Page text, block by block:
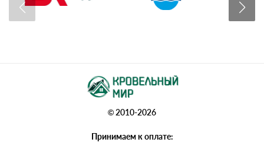
© 2010-2026
Принимаем к оплате: